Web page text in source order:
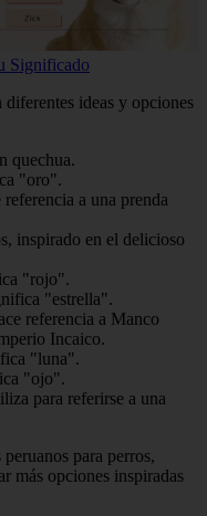
Significado
ideas y opciones
quechua.
"oro".
a una prenda
inspirado en el delicioso
"rojo".
"estrella".
referencia a Manco
Incaico.
"luna".
"ojo".
para referirse a una
para perros,
más opciones inspiradas